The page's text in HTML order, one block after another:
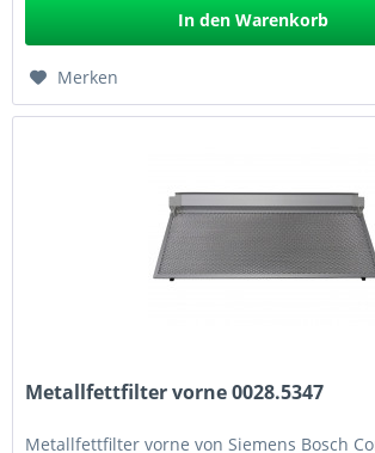
In den Warenkorb
Merken
Metallfettfilter vorne 0028.5347
Metallfettfilter vorne von Siemens Bosch